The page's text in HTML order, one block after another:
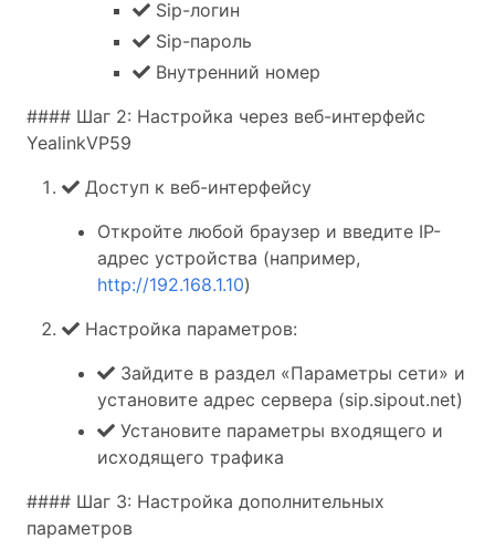
Sip-логин
Sip-пароль
Внутренний номер
#### Шаг 2: Настройка через веб-интерфейс
YealinkVP59
Доступ к веб-интерфейсу
Откройте любой браузер и введите IP-
адрес устройства (например,
http://192.168.1.10)
Настройка параметров:
Зайдите в раздел «Параметры сети» и
установите адрес сервера (sip.sipout.net)
Установите параметры входящего и
исходящего трафика
#### Шаг 3: Настройка дополнительных
параметров